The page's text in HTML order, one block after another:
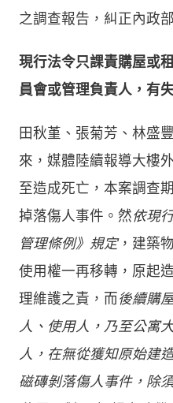
之調查報告，糾正內政
現行法令只課責購屋或
員會或管理負責人，有
田秋堇、張菊芳、林盛
來，媒體陸續報導大樓
至造成死亡，本案調查
掉落傷人事件。然依現
管理條例》規定，建築
使用權一再移轉，原起
理維護之責，而後續購
人、使用人，乃至公寓
人，在無從獲知原始建
磁磚剝落傷人事件，除